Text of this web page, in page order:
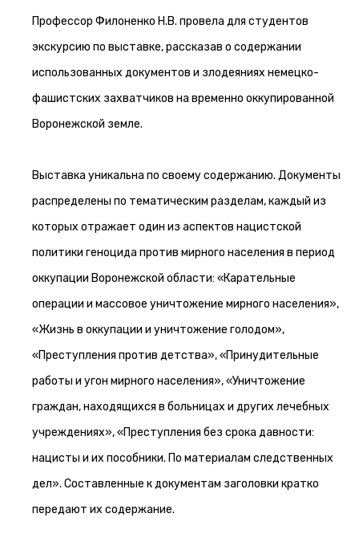
Профессор Филоненко Н.В. провела для студентов
экскурсию по выставке, рассказав о содержании
использованных документов и злодеяниях немецко-
фашистских захватчиков на временно оккупированной
Воронежской земле.
Выставка уникальна по своему содержанию. Документы
распределены по тематическим разделам, каждый из
которых отражает один из аспектов нацистской
политики геноцида против мирного населения в период
оккупации Воронежской области: «Карательные
операции и массовое уничтожение мирного населения»,
«Жизнь в оккупации и уничтожение голодом»,
«Преступления против детства», «Принудительные
работы и угон мирного населения», «Уничтожение
граждан, находящихся в больницах и других лечебных
учреждениях», «Преступления без срока давности:
нацисты и их пособники. По материалам следственных
дел». Составленные к документам заголовки кратко
передают их содержание.